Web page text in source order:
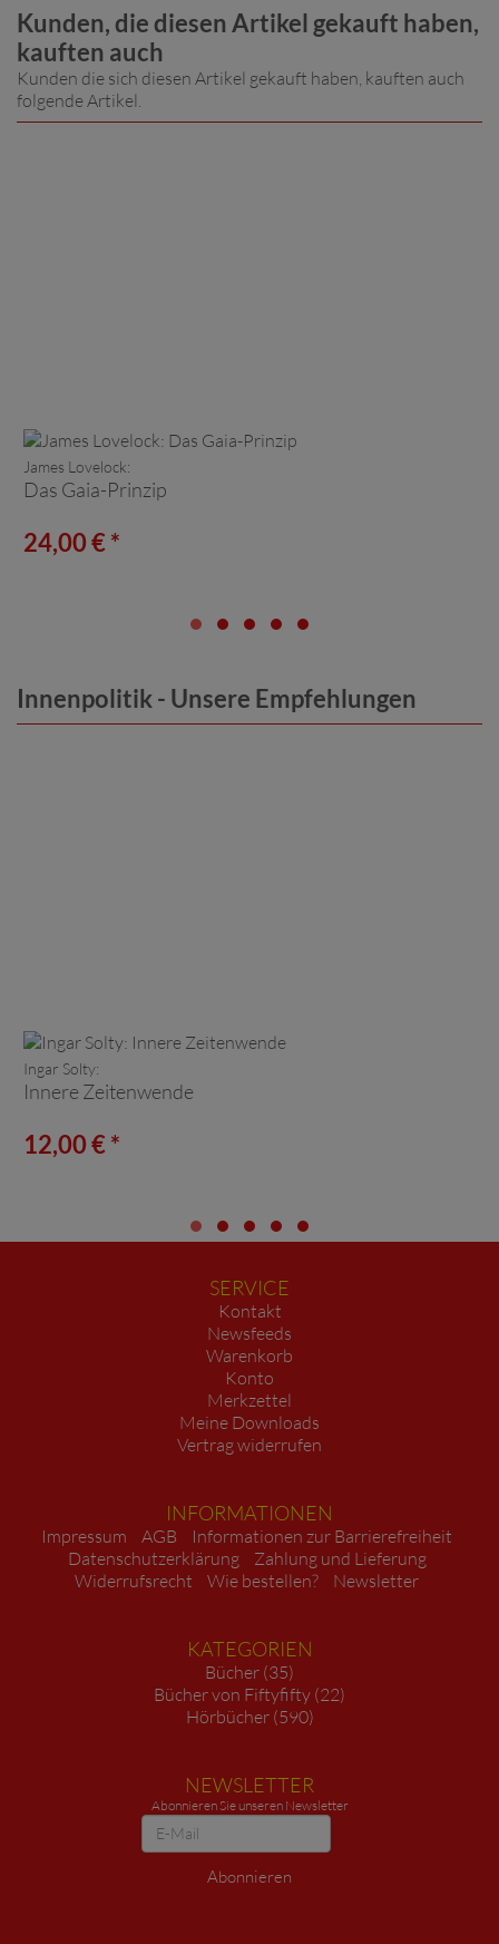
Kunden, die diesen Artikel gekauft haben,
kauften auch
Kunden die sich diesen Artikel gekauft haben, kauften auch
folgende Artikel.
James Lovelock:
Das Gaia-Prinzip
24,00 € *
Innenpolitik - Unsere Empfehlungen
Ingar Solty:
Innere Zeitenwende
12,00 € *
SERVICE
Kontakt
Newsfeeds
Warenkorb
Konto
Merkzettel
Meine Downloads
Vertrag widerrufen
INFORMATIONEN
Impressum AGB
Informationen zur Barrierefreiheit
Datenschutzerklärung
Zahlung und Lieferung
Widerrufsrecht
Wie bestellen? Newsletter
KATEGORIEN
Bücher (35)
Bücher von Fiftyfifty (22)
Hörbücher (590)
NEWSLETTER
Abonnieren Sie unseren Newsletter
Newsletter
Abonnieren